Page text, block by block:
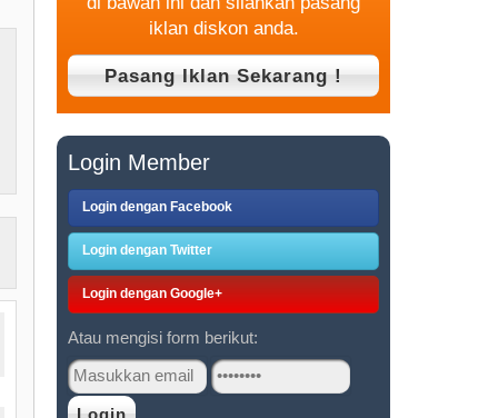
iklan diskon anda.
Login Member
Login dengan Facebook
Login dengan Twitter
Login dengan Google+
Atau mengisi form berikut: